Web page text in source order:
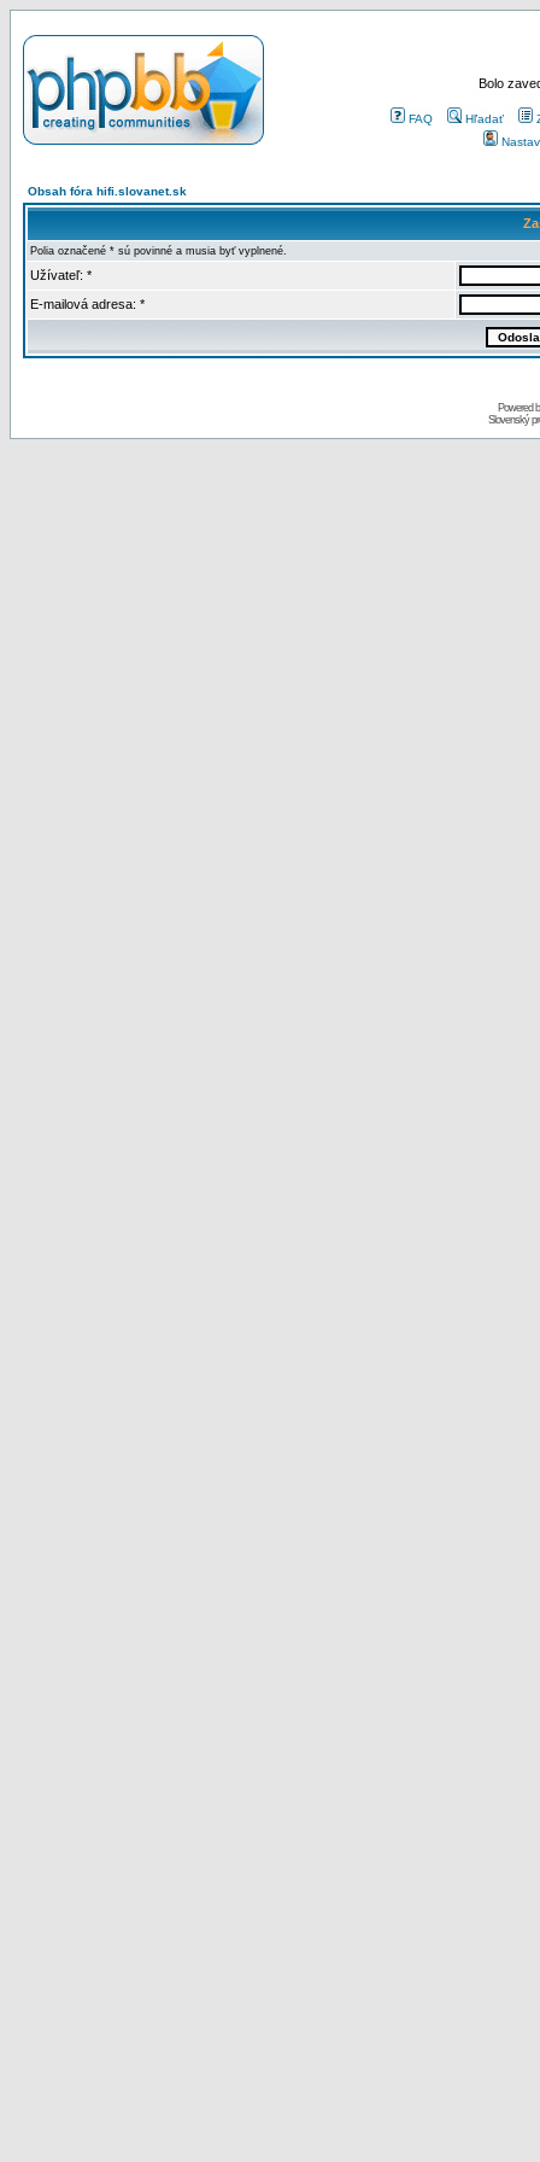
Bolo
FAQ Hľadať
Obsah fóra hifi.slovanet.sk
Polia označené * sú povinné a musia byť vyplnené.
Užívateľ: *
E-mailová adresa: *
Powered
Slovenský